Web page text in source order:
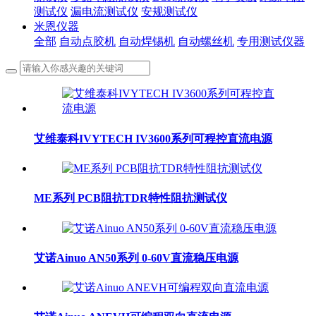
测试仪 漏电流测试仪 安规测试仪
米恩仪器
全部 自动点胶机 自动焊锡机 自动螺丝机 专用测试仪器
艾维泰科IVYTECH IV3600系列可程控直流电源
ME系列 PCB阻抗TDR特性阻抗测试仪
艾诺Ainuo AN50系列 0-60V直流稳压电源